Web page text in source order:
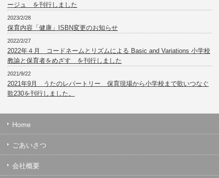
ージュ を刊行しました
2023/2/28
保育内容「健康」ISBN変更のお知らせ
2022/2/27
2022年４月 コードネームとリズムによる Basic and Variations 小学校
教諭と保育者をめざす を刊行しました
2021/9/22
2021年9月 うたのレパートリー 保育現場から小学校まで歌いつなぐ
歌230を刊行しました。
Home
ごあいさつ
会社概要